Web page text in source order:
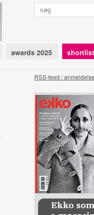
awards 2025 shortlist
RSS-feed /